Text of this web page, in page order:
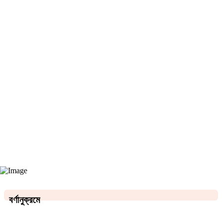
বর্ণানুক্রমে